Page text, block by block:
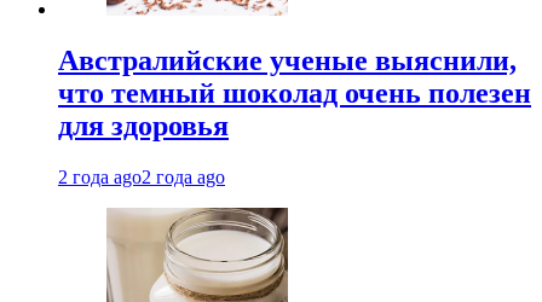
Австралийские ученые выяснили,
что темный шоколад очень полезен
для здоровья
2 года ago2 года ago